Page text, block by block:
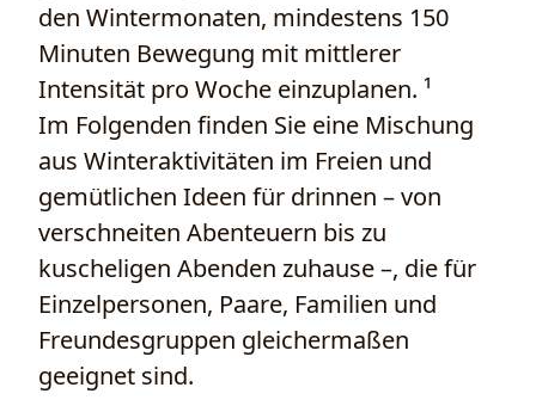
den Wintermonaten, mindestens 150
Minuten Bewegung mit mittlerer
Intensität pro Woche einzuplanen. ¹
Im Folgenden finden Sie eine Mischung
aus Winteraktivitäten im Freien und
gemütlichen Ideen für drinnen – von
verschneiten Abenteuern bis zu
kuscheligen Abenden zuhause –, die für
Einzelpersonen, Paare, Familien und
Freundesgruppen gleichermaßen
geeignet sind.